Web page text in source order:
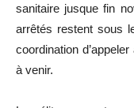
sanitaire jusque fin
arrêtés restent sous
coordination
à venir.